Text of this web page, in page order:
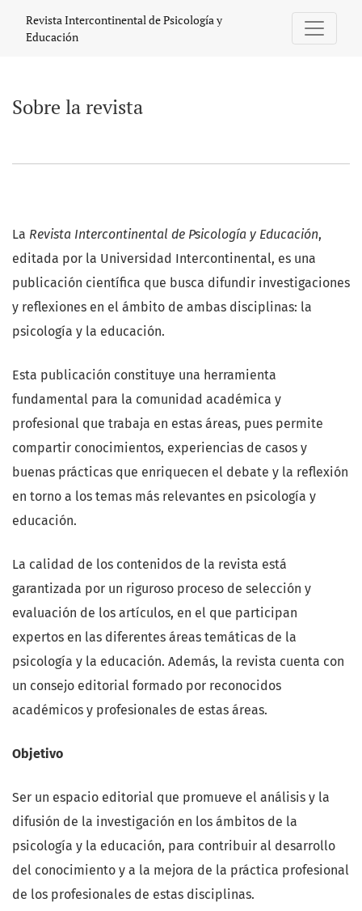
Sobre la revista
Revista Intercontinental de Psicología y
Educación
Sobre la revista
La Revista Intercontinental de Psicología y Educación,
editada por la Universidad Intercontinental, es una
publicación científica que busca difundir investigaciones
y reflexiones en el ámbito de ambas disciplinas: la
psicología y la educación.
Esta publicación constituye una herramienta
fundamental para la comunidad académica y
profesional que trabaja en estas áreas, pues permite
compartir conocimientos, experiencias de casos y
buenas prácticas que enriquecen el debate y la reflexión
en torno a los temas más relevantes en psicología y
educación.
La calidad de los contenidos de la revista está
garantizada por un riguroso proceso de selección y
evaluación de los artículos, en el que participan
expertos en las diferentes áreas temáticas de la
psicología y la educación. Además, la revista cuenta con
un consejo editorial formado por reconocidos
académicos y profesionales de estas áreas.
Objetivo
Ser un espacio editorial que promueve el análisis y la
difusión de la investigación en los ámbitos de la
psicología y la educación, para contribuir al desarrollo
del conocimiento y a la mejora de la práctica profesional
de los profesionales de estas disciplinas.